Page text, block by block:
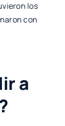
los
con
a